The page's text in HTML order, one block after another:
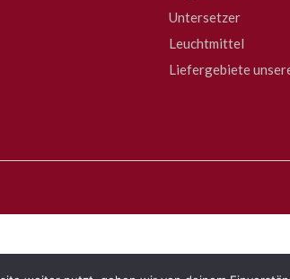
Untersetzer
Leuchtmittel
Liefergebiete